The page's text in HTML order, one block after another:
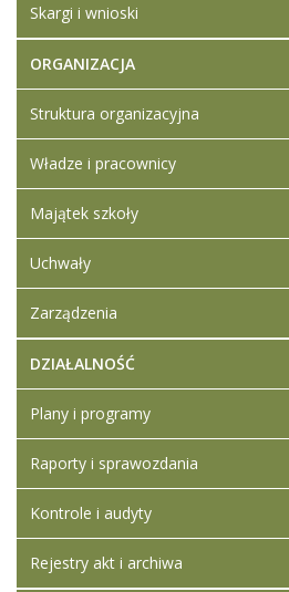
10:57
Artykuł został
zmieniony.
Dodane
załączniki
Zestawienie
z otwarcia
06
wrzesień
10:59
Skargi i wnioski
ORGANIZACJA
Struktura organizacyjna
Władze i pracownicy
Majątek szkoły
Uchwały
Zarządzenia
DZIAŁALNOŚĆ
Plany i programy
Raporty i sprawozdania
Kontrole i audyty
Rejestry akt i archiwa